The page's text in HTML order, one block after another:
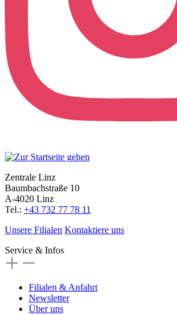
Zentrale Linz
Baumbachstraße 10
A-4020 Linz
Tel.: +43 732 77 78 11
Unsere Filialen Kontaktiere uns
Service & Infos
Filialen & Anfahrt
Newsletter
Über uns